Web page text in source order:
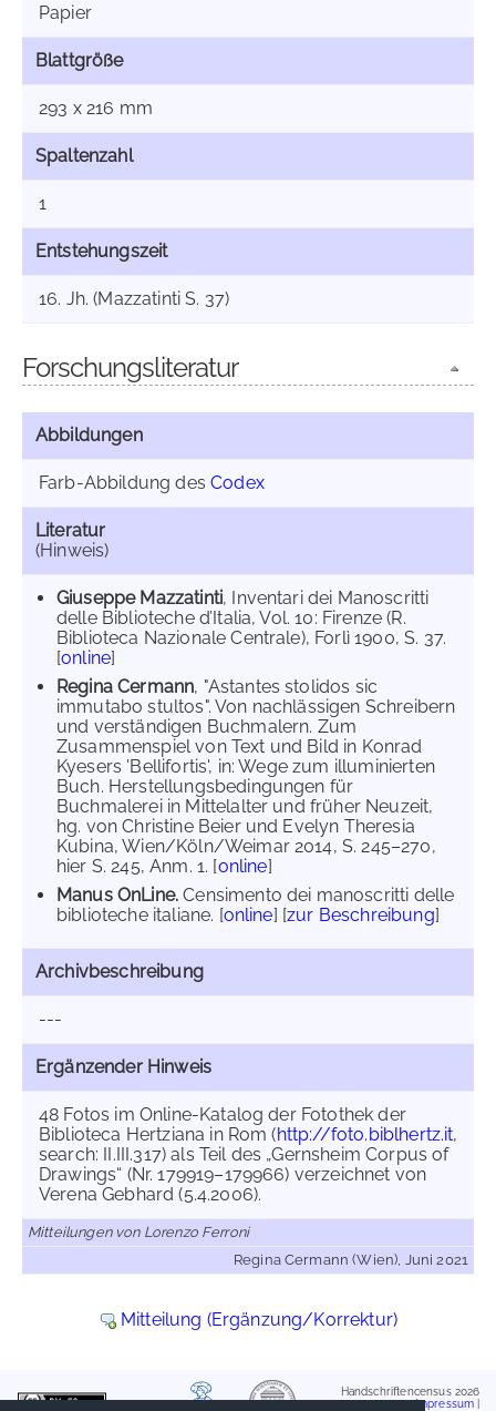
Papier
Blattgröße
293 x 216 mm
Spaltenzahl
1
Entstehungszeit
16. Jh. (Mazzatinti S. 37)
Forschungsliteratur
Abbildungen
Farb-Abbildung desCodex
Literatur
(Hinweis)
Giuseppe Mazzatinti, Inventari dei Manoscritti
delle Biblioteche d’Italia, Vol. 10: Firenze (R.
Biblioteca Nazionale Centrale), Forlì 1900, S. 37.
[online]
Regina Cermann, "Astantes stolidos sic
immutabo stultos". Von nachlässigen Schreibern
und verständigen Buchmalern. Zum
Zusammenspiel von Text und Bild in Konrad
Kyesers 'Bellifortis', in: Wege zum illuminierten
Buch. Herstellungsbedingungen für
Buchmalerei in Mittelalter und früher Neuzeit,
hg. von Christine Beier und Evelyn Theresia
Kubina, Wien/Köln/Weimar 2014, S. 245–270,
hier S. 245, Anm. 1. [online]
Manus OnLine. Censimento dei manoscritti delle
biblioteche italiane. [online] [zur Beschreibung]
Archivbeschreibung
---
Ergänzender Hinweis
48 Fotos im Online-Katalog der Fotothek der
Biblioteca Hertziana in Rom (http://foto.biblhertz.it,
search: II.III.317) als Teil des „Gernsheim Corpus of
Drawings“ (Nr. 179919–179966) verzeichnet von
Verena Gebhard (5.4.2006).
Mitteilungen von Lorenzo Ferroni
Regina Cermann (Wien), Juni 2021
Mitteilung (Ergänzung/Korrektur)
Handschriftencensus 2026
Impressum